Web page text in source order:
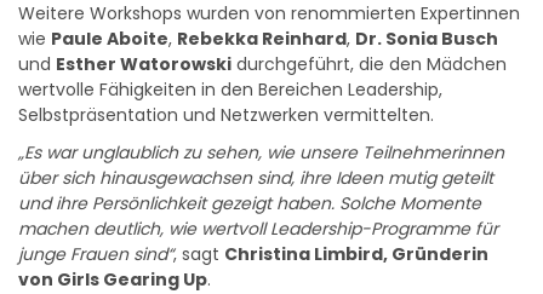
Weitere Workshops wurden von renommierten Expertinnen
wie Paule Aboite, Rebekka Reinhard, Dr. Sonia Busch
und Esther Watorowski durchgeführt, die den Mädchen
wertvolle Fähigkeiten in den Bereichen Leadership,
Selbstpräsentation und Netzwerken vermittelten.
„Es war unglaublich zu sehen, wie unsere Teilnehmerinnen
über sich hinausgewachsen sind, ihre Ideen mutig geteilt
und ihre Persönlichkeit gezeigt haben. Solche Momente
machen deutlich, wie wertvoll Leadership-Programme für
junge Frauen sind“, sagt Christina Limbird, Gründerin
von Girls Gearing Up.